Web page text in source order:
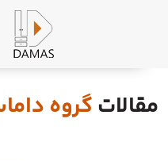
مقالاتگروه